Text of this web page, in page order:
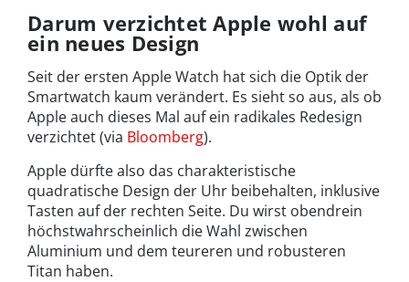
Darum verzichtet Apple wohl auf
ein neues Design
Seit der ersten Apple Watch hat sich die Optik der
Smartwatch kaum verändert. Es sieht so aus, als ob
Apple auch dieses Mal auf ein radikales Redesign
verzichtet (via Bloomberg).
Apple dürfte also das charakteristische
quadratische Design der Uhr beibehalten, inklusive
Tasten auf der rechten Seite. Du wirst obendrein
höchstwahrscheinlich die Wahl zwischen
Aluminium und dem teureren und robusteren
Titan haben.